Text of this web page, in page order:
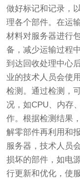
做好标记和记录，
理各个部件。在运
材料对服务器进行
备，减少运输过程
到达回收处理中心
业的技术人员会使
检测。通过检测，
况，如CPU、内存
作。根据检测结果
解零部件再利用和
服务器，技术人员
损坏的部件，如电
行更新和优化，使